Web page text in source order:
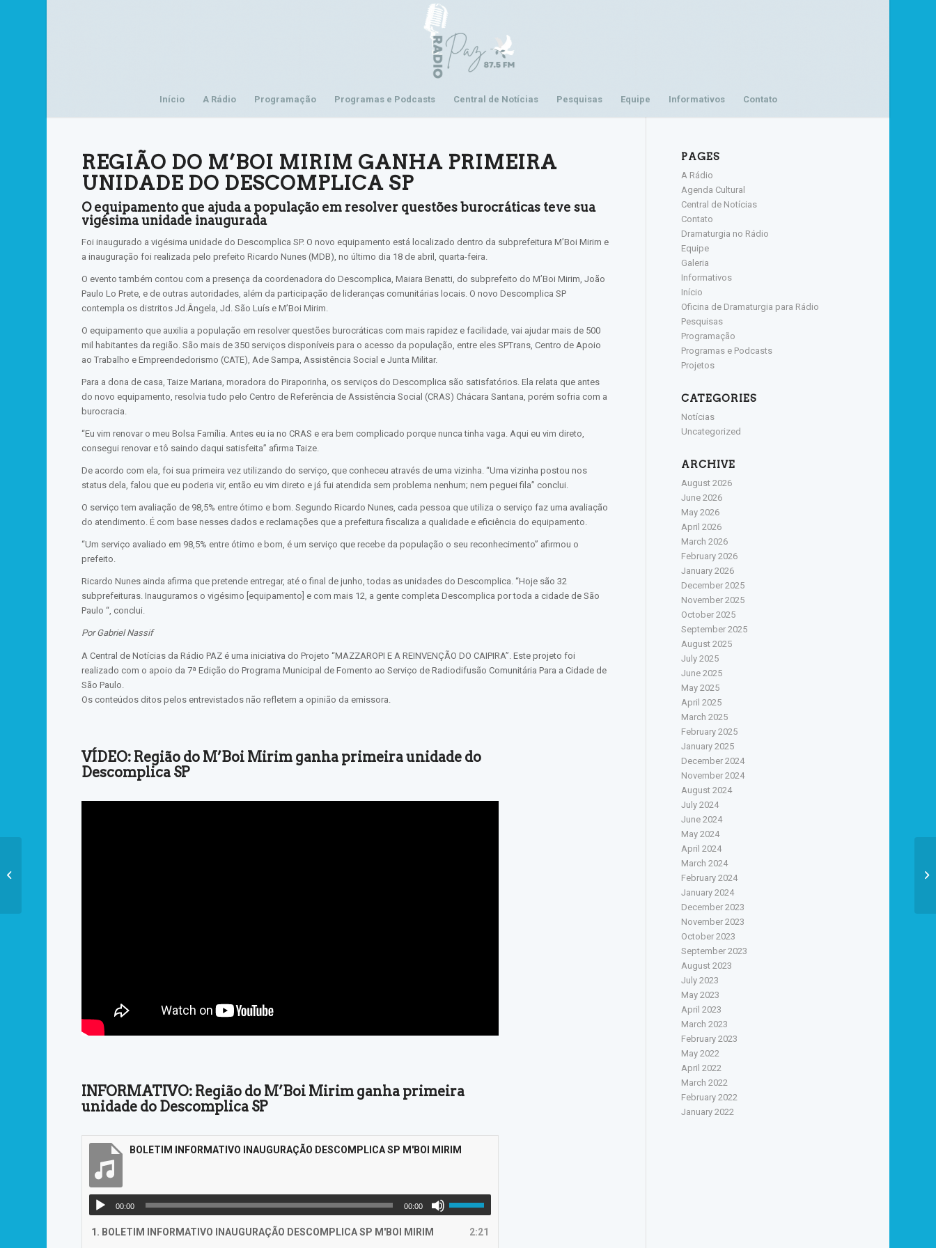
Início A Rádio Programação Programas e Podcasts Central de Notícias Pesquisas Equipe Informativos Contato
REGIÃO DO M’BOI MIRIM GANHA PRIMEIRA
UNIDADE DO DESCOMPLICA SP
O equipamento que ajuda a população em resolver questões burocráticas teve sua
vigésima unidade inaugurada
Foi inaugurado a vigésima unidade do Descomplica SP. O novo equipamento está localizado dentro da subprefeitura M’Boi Mirim e
a inauguração foi realizada pelo prefeito Ricardo Nunes (MDB), no último dia 18 de abril, quarta-feira.
O evento também contou com a presença da coordenadora do Descomplica, Maiara Benatti, do subprefeito do M’Boi Mirim, João
Paulo Lo Prete, e de outras autoridades, além da participação de lideranças comunitárias locais. O novo Descomplica SP
contempla os distritos Jd.Ângela, Jd. São Luís e M’Boi Mirim.
O equipamento que auxilia a população em resolver questões burocráticas com mais rapidez e facilidade, vai ajudar mais de 500
mil habitantes da região. São mais de 350 serviços disponíveis para o acesso da população, entre eles SPTrans, Centro de Apoio
ao Trabalho e Empreendedorismo (CATE), Ade Sampa, Assistência Social e Junta Militar.
Para a dona de casa, Taize Mariana, moradora do Piraporinha, os serviços do Descomplica são satisfatórios. Ela relata que antes
do novo equipamento, resolvia tudo pelo Centro de Referência de Assistência Social (CRAS) Chácara Santana, porém sofria com a
burocracia.
“Eu vim renovar o meu Bolsa Família. Antes eu ia no CRAS e era bem complicado porque nunca tinha vaga. Aqui eu vim direto,
consegui renovar e tô saindo daqui satisfeita” afirma Taize.
De acordo com ela, foi sua primeira vez utilizando do serviço, que conheceu através de uma vizinha. “Uma vizinha postou nos
status dela, falou que eu poderia vir, então eu vim direto e já fui atendida sem problema nenhum; nem peguei fila” conclui.
O serviço tem avaliação de 98,5% entre ótimo e bom. Segundo Ricardo Nunes, cada pessoa que utiliza o serviço faz uma avaliação
do atendimento. É com base nesses dados e reclamações que a prefeitura fiscaliza a qualidade e eficiência do equipamento.
“Um serviço avaliado em 98,5% entre ótimo e bom, é um serviço que recebe da população o seu reconhecimento” afirmou o
prefeito.
Ricardo Nunes ainda afirma que pretende entregar, até o final de junho, todas as unidades do Descomplica. “Hoje são 32
subprefeituras. Inauguramos o vigésimo [equipamento] e com mais 12, a gente completa Descomplica por toda a cidade de São
Paulo “, conclui.
Por Gabriel Nassif
A Central de Notícias da Rádio PAZ é uma iniciativa do Projeto “MAZZAROPI E A REINVENÇÃO DO CAIPIRA”. Este projeto foi
realizado com o apoio da 7ª Edição do Programa Municipal de Fomento ao Serviço de Radiodifusão Comunitária Para a Cidade de
São Paulo.
Os conteúdos ditos pelos entrevistados não refletem a opinião da emissora.
VÍDEO: Região do M’Boi Mirim ganha primeira unidade do
Descomplica SP
INFORMATIVO: Região do M’Boi Mirim ganha primeira
unidade do Descomplica SP
BOLETIM INFORMATIVO INAUGURAÇÃO DESCOMPLICA SP M'BOI MIRIM
00:00 00:00
1. BOLETIM INFORMATIVO INAUGURAÇÃO DESCOMPLICA SP M'BOI MIRIM 2:21
PAGES
A Rádio
Agenda Cultural
Central de Notícias
Contato
Dramaturgia no Rádio
Equipe
Galeria
Informativos
Início
Oficina de Dramaturgia para Rádio
Pesquisas
Programação
Programas e Podcasts
Projetos
CATEGORIES
Notícias
Uncategorized
ARCHIVE
August 2026
June 2026
May 2026
April 2026
March 2026
February 2026
January 2026
December 2025
November 2025
October 2025
September 2025
August 2025
July 2025
June 2025
May 2025
April 2025
March 2025
February 2025
January 2025
December 2024
November 2024
August 2024
July 2024
June 2024
May 2024
April 2024
March 2024
February 2024
January 2024
December 2023
November 2023
October 2023
September 2023
August 2023
July 2023
May 2023
April 2023
March 2023
February 2023
May 2022
April 2022
March 2022
February 2022
January 2022